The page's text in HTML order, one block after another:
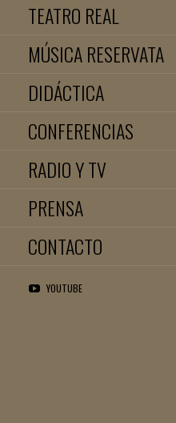
TEATRO REAL
MÚSICA RESERVATA
DIDÁCTICA
CONFERENCIAS
RADIO Y TV
PRENSA
CONTACTO
YOUTUBE